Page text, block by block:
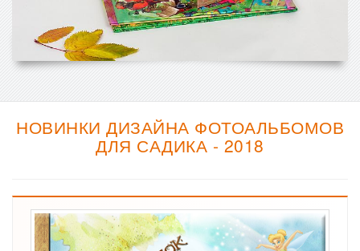
НОВИНКИ ДИЗАЙНА ФОТОАЛЬБОМОВ
ДЛЯ САДИКА - 2018